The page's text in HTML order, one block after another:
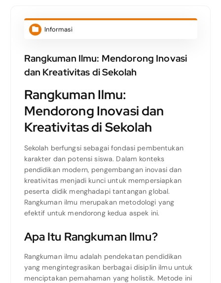
Informasi
Rangkuman Ilmu: Mendorong Inovasi
dan Kreativitas di Sekolah
Rangkuman Ilmu:
Mendorong Inovasi dan
Kreativitas di Sekolah
Sekolah berfungsi sebagai fondasi pembentukan
karakter dan potensi siswa. Dalam konteks
pendidikan modern, pengembangan inovasi dan
kreativitas menjadi kunci untuk mempersiapkan
peserta didik menghadapi tantangan global.
Rangkuman ilmu merupakan metodologi yang
efektif untuk mendorong kedua aspek ini.
Apa Itu Rangkuman Ilmu?
Rangkuman ilmu adalah pendekatan pendidikan
yang mengintegrasikan berbagai disiplin ilmu untuk
menciptakan pemahaman yang holistik. Metode ini